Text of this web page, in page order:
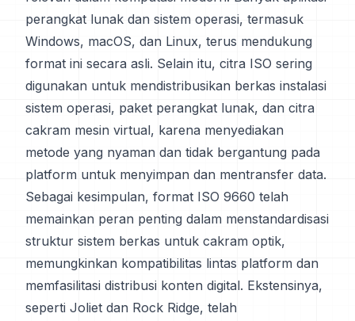
perangkat lunak dan sistem operasi, termasuk
Windows, macOS, dan Linux, terus mendukung
format ini secara asli. Selain itu, citra ISO sering
digunakan untuk mendistribusikan berkas instalasi
sistem operasi, paket perangkat lunak, dan citra
cakram mesin virtual, karena menyediakan
metode yang nyaman dan tidak bergantung pada
platform untuk menyimpan dan mentransfer data.
Sebagai kesimpulan, format ISO 9660 telah
memainkan peran penting dalam menstandardisasi
struktur sistem berkas untuk cakram optik,
memungkinkan kompatibilitas lintas platform dan
memfasilitasi distribusi konten digital. Ekstensinya,
seperti Joliet dan Rock Ridge, telah